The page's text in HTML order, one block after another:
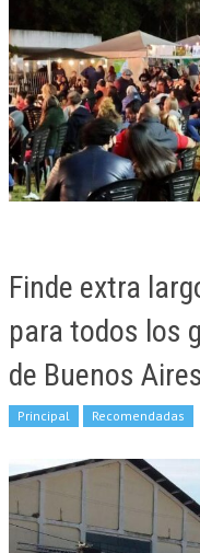
Finde extra
para todos los
de Buenos Aires
Principal Recomendadas